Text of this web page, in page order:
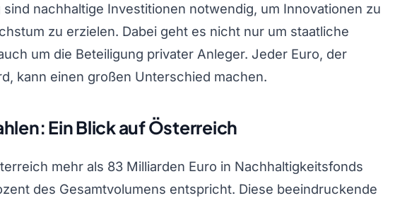
nachhaltige Investitionen notwendig, um Innovationen zu
zu erzielen. Dabei geht es nicht nur um staatliche
um die Beteiligung privater Anleger. Jeder Euro, der
kann einen großen Unterschied machen.
Ein Blick auf Österreich
mehr als 83 Milliarden Euro in Nachhaltigkeitsfonds
des Gesamtvolumens entspricht. Diese beeindruckende